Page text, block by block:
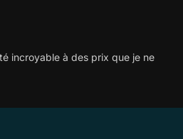
incroyable à des prix que je ne